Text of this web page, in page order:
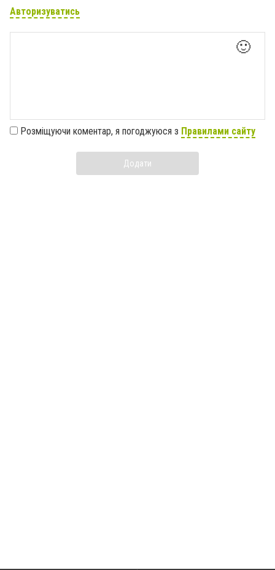
Авторизуватись
🙂
Розміщуючи коментар, я погоджуюся з Правилами сайту
Додати